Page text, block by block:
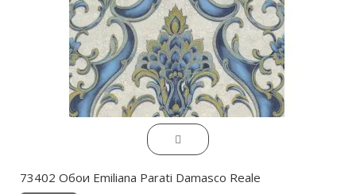
73402 Обои Emiliana Parati Damasco Reale